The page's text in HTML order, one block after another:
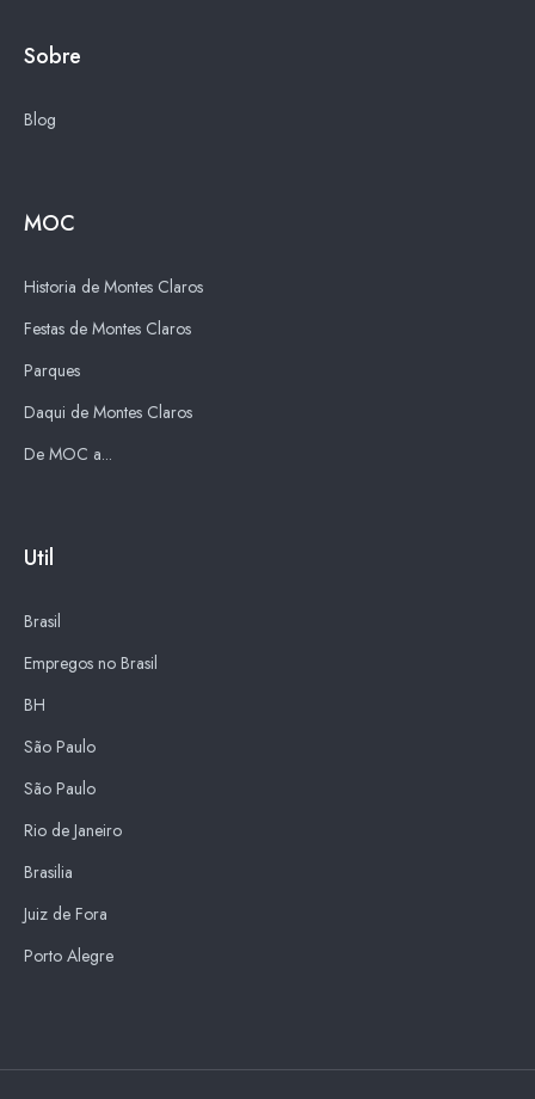
Sobre
Blog
MOC
Historia de Montes Claros
Festas de Montes Claros
Parques
Daqui de Montes Claros
De MOC a...
Util
Brasil
Empregos no Brasil
BH
São Paulo
São Paulo
Rio de Janeiro
Brasilia
Juiz de Fora
Porto Alegre